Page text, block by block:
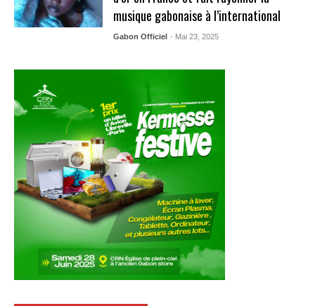
musique gabonaise à l’international
Gabon Officiel - Mai 23, 2025